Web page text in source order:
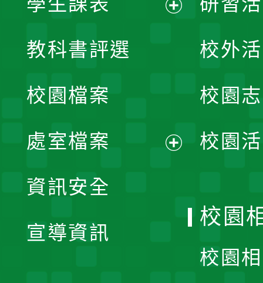
單
教科書評選
校園檔案
處室檔案
資訊安全
宣導資訊
校外
校園
校園
校園
校園